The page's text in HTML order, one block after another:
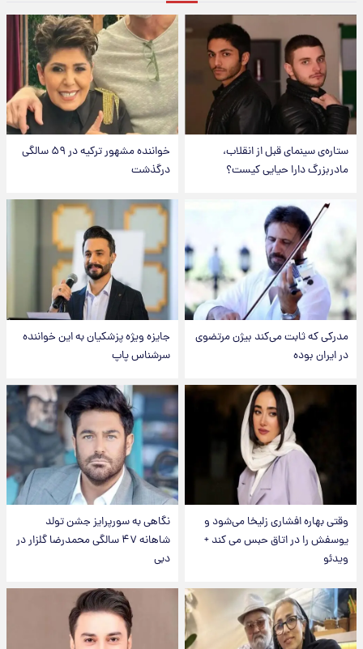
ستاره‌ی سینمای قبل از انقلاب،
مادربزرگ دارا حیایی کیست؟
خواننده مشهور ترکیه در ۵۹ سالگی
درگذشت
مدرکی که ثابت می‌کند بیژن مرتضوی
در ایران بوده
جایزه ویژه پزشکیان به این خواننده
سرشناس پاپ
وقتی بهاره افشاری زلیخا می‌شود و
یوسفش را در اتاق حبس می کند +
ویدئو
نگاهی به سورپرایز جشن تولد
شاهانه ۴۷ سالگی محمدرضا گلزار در
دبی